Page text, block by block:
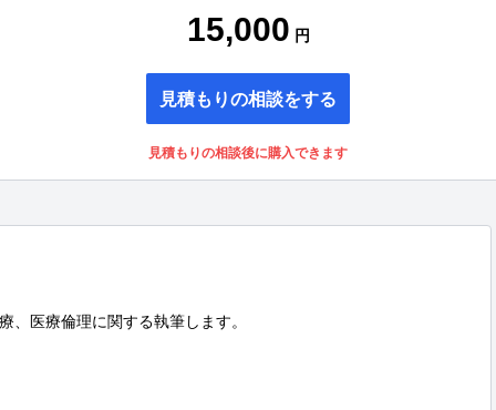
15,000 円
見積もりの相談をする
見積もりの相談後に購入できます
、医療倫理に関する執筆します。